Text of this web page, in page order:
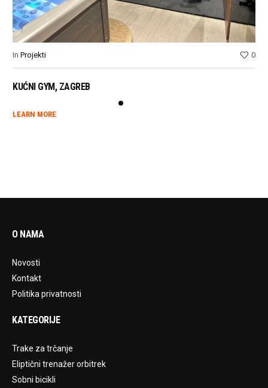
In Projekti 0
KUĆNI GYM, ZAGREB
LEARN MORE
O NAMA
Novosti
Kontakt
Politika privatnosti
KATEGORIJE
Trake za trčanje
Eliptični trenažer orbitrek
Sobni bicikli